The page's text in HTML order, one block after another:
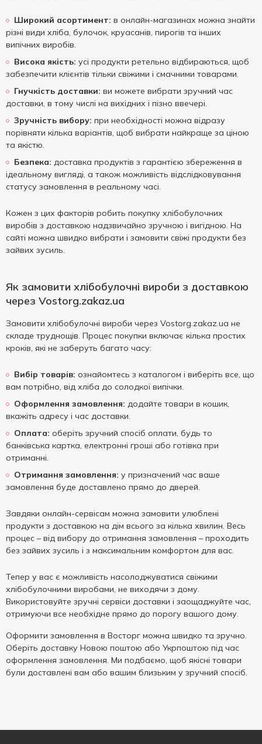
Широкий асортимент: в онлайн-магазинах можна знайти
різні види хліба, булочок, круасанів, пирогів та інших
випічних виробів.
Висока якість: усі продукти ретельно відбираються, щоб
забезпечити клієнтів тільки свіжими і смачними товарами.
Гнучкість доставки: ви можете вибрати зручний час
доставки, в тому числі на вихідних і пізно ввечері.
Зручність вибору: при необхідності можна відразу
порівняти кілька варіантів, щоб вибрати найкраще за ціною
та якістю.
Безпека: доставка продуктів з гарантією збереження в
ідеальному вигляді, а також можливість відслідковування
статусу замовлення в реальному часі.
Кожен з цих факторів робить покупку хлібобулочних
виробів з доставкою надзвичайно зручною і вигідною. На
сайті можна швидко вибрати і замовити свіжі продукти без
зайвих зусиль.
Як замовити хлібобулочні вироби з доставкою
через Vostorg.zakaz.ua
Замовити хлібобулочні вироби через Vostorg.zakaz.ua не
складе труднощів. Процес покупки включає кілька простих
кроків, які не заберуть багато часу:
Вибір товарів: ознайомтесь з каталогом і виберіть все, що
вам потрібно, від хліба до солодкої випічки.
Оформлення замовлення: додайте товари в кошик,
вкажіть адресу і час доставки.
Оплата: оберіть зручний спосіб оплати, будь то
банківська картка, електронні гроші або готівка при
отриманні.
Отримання замовлення: у призначений час ваше
замовлення буде доставлено прямо до дверей.
Завдяки онлайн-сервісам можна замовити улюблені
продукти з доставкою на дім всього за кілька хвилин. Весь
процес – від вибору до отримання замовлення – проходить
без зайвих зусиль і з максимальним комфортом для вас.
Тепер у вас є можливість насолоджуватися свіжими
хлібобулочними виробами, не виходячи з дому.
Використовуйте зручні сервіси доставки і заощаджуйте час,
отримуючи все необхідне прямо до порогу вашого дому.
Оформити замовлення в Восторг можна швидко та зручно.
Оберіть доставку Новою поштою або Укрпоштою під час
оформлення замовлення. Ми подбаємо, щоб якісні товари
були доставлені вам або вашим близьким у зручний спосіб.